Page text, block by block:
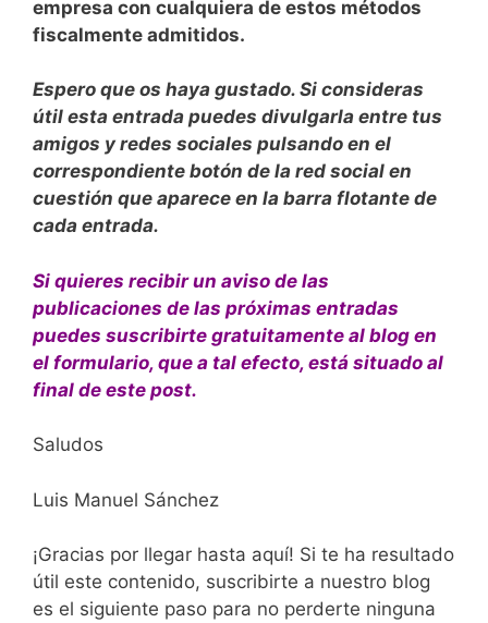
empresa con cualquiera de estos métodos
fiscalmente admitidos.
Espero que os haya gustado. Si consideras
útil esta entrada puedes divulgarla entre tus
amigos y redes sociales pulsando en el
correspondiente botón de la red social en
cuestión que aparece en la barra flotante de
cada entrada.
Si quieres recibir un aviso de las
publicaciones de las próximas entradas
puedes suscribirte gratuitamente al blog en
el formulario, que a tal efecto, está situado al
final de este post.
Saludos
Luis Manuel Sánchez
¡Gracias por llegar hasta aquí! Si te ha resultado
útil este contenido, suscribirte a nuestro blog
es el siguiente paso para no perderte ninguna